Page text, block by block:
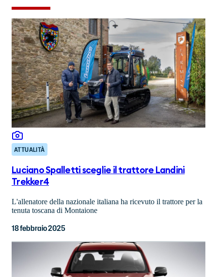
ATTUALITÀ
Luciano Spalletti sceglie il trattore Landini
Trekker4
L'allenatore della nazionale italiana ha ricevuto il trattore per la
tenuta toscana di Montaione
18 febbraio 2025